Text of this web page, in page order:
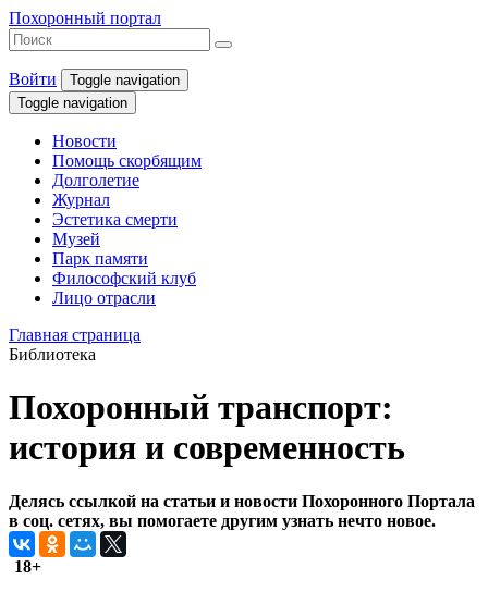
Похоронный портал
Войти
Toggle navigation
Toggle navigation
Новости
Помощь скорбящим
Долголетие
Журнал
Эстетика смерти
Музей
Парк памяти
Философский клуб
Лицо отрасли
Главная страница
Библиотека
Похоронный транспорт:
история и современность
Делясь ссылкой на статьи и новости Похоронного Портала
в соц. сетях, вы помогаете другим узнать нечто новое.
18+